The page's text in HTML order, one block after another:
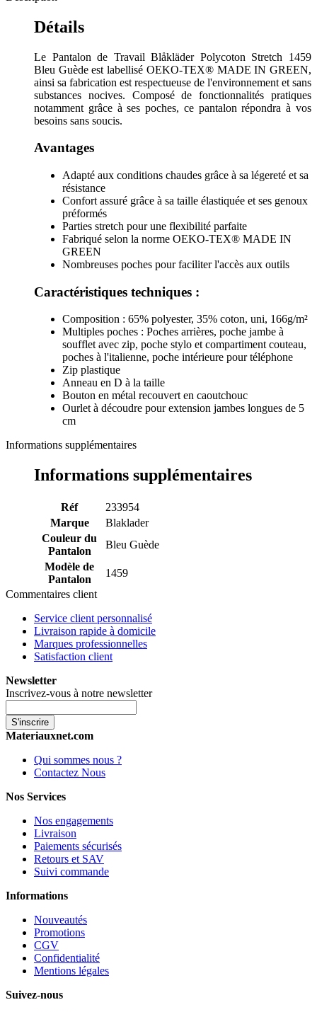
Détails
Le Pantalon de Travail Blåkläder Polycoton Stretch 1459
Bleu Guède est labellisé OEKO-TEX® MADE IN GREEN,
ainsi sa fabrication est respectueuse de l'environnement et sans
substances nocives. Composé de fonctionnalités pratiques
notamment grâce à ses poches, ce pantalon répondra à vos
besoins sans soucis.
Avantages
Adapté aux conditions chaudes grâce à sa légereté et sa
résistance
Confort assuré grâce à sa taille élastiquée et ses genoux
préformés
Parties stretch pour une flexibilité parfaite
Fabriqué selon la norme OEKO-TEX® MADE IN
GREEN
Nombreuses poches pour faciliter l'accès aux outils
Caractéristiques techniques :
Composition : 65% polyester, 35% coton, uni, 166g/m²
Multiples poches : Poches arrières, poche jambe à
soufflet avec zip, poche stylo et compartiment couteau,
poches à l'italienne, poche intérieure pour téléphone
Zip plastique
Anneau en D à la taille
Bouton en métal recouvert en caoutchouc
Ourlet à découdre pour extension jambes longues de 5
cm
Informations supplémentaires
Informations supplémentaires
Réf
233954
Marque
Blaklader
Couleur du
Pantalon
Bleu Guède
Modèle de
Pantalon
1459
Commentaires client
Service client personnalisé
Livraison rapide à domicile
Marques professionnelles
Satisfaction client
Newsletter
Inscrivez-vous à notre newsletter
S'inscrire
Materiauxnet.com
Qui sommes nous ?
Contactez Nous
Nos Services
Nos engagements
Livraison
Paiements sécurisés
Retours et SAV
Suivi commande
Informations
Nouveautés
Promotions
CGV
Confidentialité
Mentions légales
Suivez-nous